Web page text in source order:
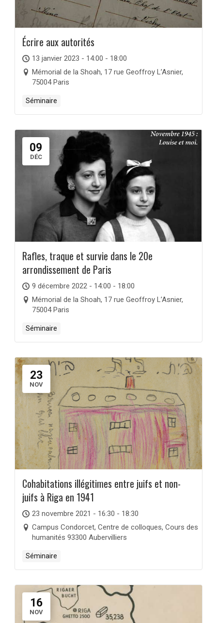
Écrire aux autorités
13 janvier 2023 - 14:00 - 18:00
Mémorial de la Shoah, 17 rue Geoffroy L’Asnier,
75004 Paris
Séminaire
09
DÉC
Rafles, traque et survie dans le 20e
arrondissement de Paris
9 décembre 2022 - 14:00 - 18:00
Mémorial de la Shoah, 17 rue Geoffroy L’Asnier,
75004 Paris
Séminaire
23
NOV
Cohabitations illégitimes entre juifs et non-
juifs à Riga en 1941
23 novembre 2021 - 16:30 - 18:30
Campus Condorcet, Centre de colloques, Cours des
humanités 93300 Aubervilliers
Séminaire
16
NOV